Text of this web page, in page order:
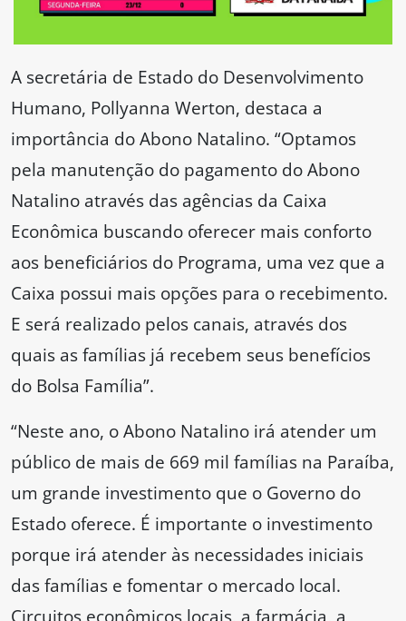
A secretária de Estado do Desenvolvimento
Humano, Pollyanna Werton, destaca a
importância do Abono Natalino. “Optamos
pela manutenção do pagamento do Abono
Natalino através das agências da Caixa
Econômica buscando oferecer mais conforto
aos beneficiários do Programa, uma vez que a
Caixa possui mais opções para o recebimento.
E será realizado pelos canais, através dos
quais as famílias já recebem seus benefícios
do Bolsa Família”.
“Neste ano, o Abono Natalino irá atender um
público de mais de 669 mil famílias na Paraíba,
um grande investimento que o Governo do
Estado oferece. É importante o investimento
porque irá atender às necessidades iniciais
das famílias e fomentar o mercado local.